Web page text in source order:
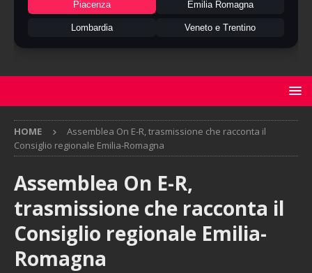
Piacenza Emilia Romagna
Lombardia Veneto e Trentino
HOME
Assemblea On E-R, trasmissione che racconta il
Consiglio regionale Emilia-Romagna
Assemblea On E-R,
trasmissione che racconta il
Consiglio regionale Emilia-
Romagna